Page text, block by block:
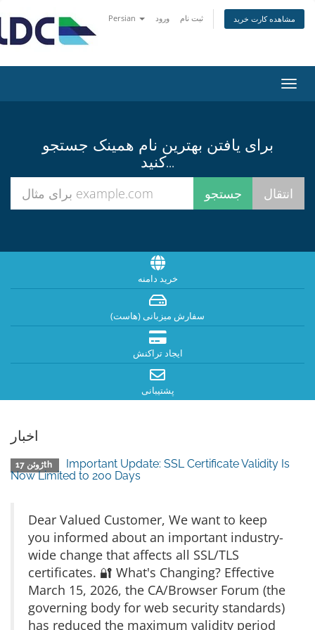
Persian ورود ثبت نام مشاهده کارت خرید
تغییر
برای یافتن بهترین نام همینک جستجو
کنید...
خرید دامنه
سفارش میزبانی (هاست)
ایجاد تراکنش
پشتیبانی
اخبار
ژوئن 17th
Important Update: SSL Certificate Validity Is
Now Limited to 200 Days
Dear Valued Customer, We want to keep
you informed about an important industry-
wide change that affects all SSL/TLS
certificates. 🔐 What's Changing? Effective
March 15, 2026, the CA/Browser Forum (the
governing body for web security standards)
has reduced the maximum validity period